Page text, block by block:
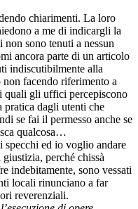
chiarimenti. La loro
a me di indicargli la
sono tenuti a nessun
ancora parte di un articolo
indiscutibilmente alla
facendo riferimento a
quali gli uffici percepiscono
pratica dagli utenti che
se fai il permesso anche se
qualcosa…
ed io voglio andare
perché chissà
indebitamente, sono vessati
locali rinunciano a far
reverenziali.